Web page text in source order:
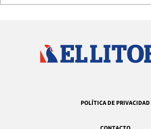
POLÍTICA DE PRIVACIDAD